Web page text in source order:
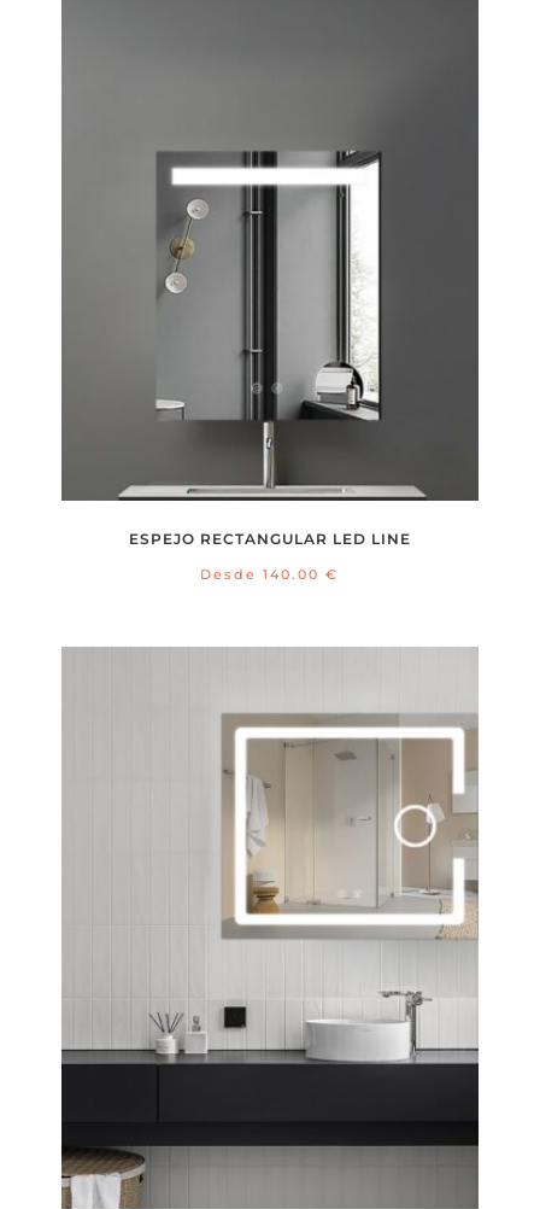
ESPEJO RECTANGULAR LED LINE
Desde 140.00€